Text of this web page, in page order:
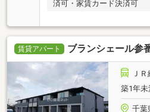
済可・家賃カード決済可
賃貸アパート ブランシェール参
Ｊ
築1年未
千葉